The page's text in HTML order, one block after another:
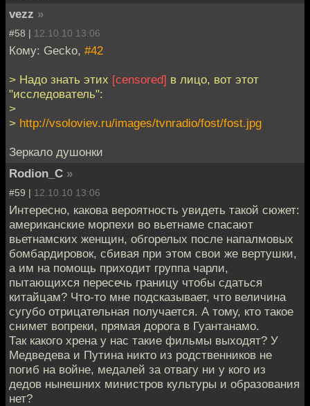
vezz »
#58 | 12.10.10 13:06
Кому: Gecko, #42
> Надо знать этих [censored] в лицо, вот этот
"исследователь":
>
> http://vsoloviev.ru/images/tvnradio/fost/fost.jpg
Зеркало душонки
Rodion_C »
#59 | 12.10.10 13:06
Интересно, какова вероятность увидеть такой сюжет:
американские морпехи во вьетнаме спасают
вьетнамских женщин, обгорелых после напалмовых
бомбардировок, сбивая при этом свои же вертушки,
а им на помощь приходит группа чарли,
пытающихся пересечь границу чтобы сдаться
китайцам? Что-то мне подсказывает, что величина
сугубо отрицательная получается. А тому, кто такое
снимет вопреки, прямая дорога в Гуантанамо.
Так какого хрена у нас такие фильмы выходят? У
Медведева и Путина никто из родственников не
погиб на войне, медалей за отвагу ни у кого из
дедов нынешних министров культуры и образования
нет?